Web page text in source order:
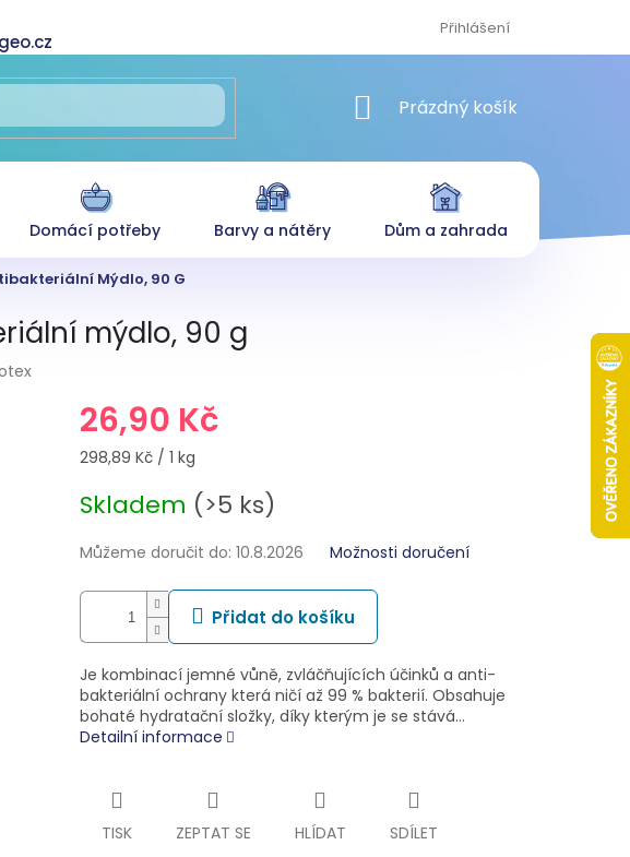
Přihlášení
NÁKUPNÍ KOŠÍK
Prázdný košík
Domácí potřeby Barvy a nátěry Dům a zahrada
Mýdlo, 90 G
mýdlo, 90 g
26,90 Kč
Měrná
298,89 Kč / 1 kg
Skladem (>5 ks)
Můžeme doručit do: 10.8.2026 Možnosti doručení
Přidat do košíku
Je kombinací jemné vůně, zvláčňujících účinků a anti-
bakteriální ochrany která ničí až 99 % bakterií. Obsahuje
bohaté hydratační složky, díky kterým je se stává…
Detailní informace
TISK ZEPTAT SE HLÍDAT SDÍLET